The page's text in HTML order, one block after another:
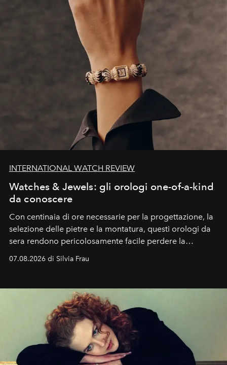
INTERNATIONAL WATCH REVIEW
Watches & Jewels: gli orologi one-of-a-kind
da conoscere
Con centinaia di ore necessarie per la progettazione, la
selezione delle pietre e la montatura, questi orologi da
sera rendono pericolosamente facile perdere la
07.08.2026 di Silvia Frau